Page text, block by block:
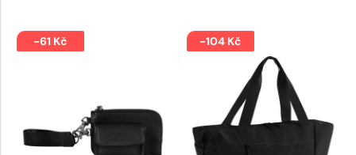
-61 Kč -104 Kč